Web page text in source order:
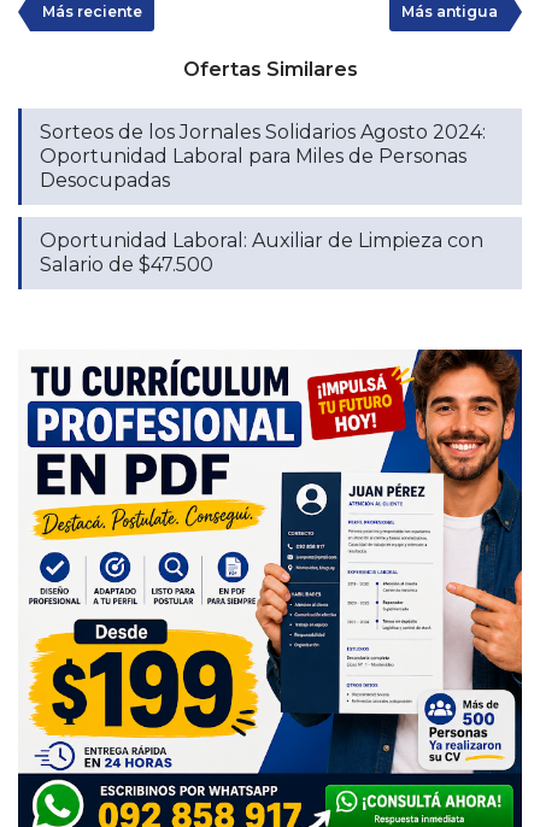
Más reciente Más antigua
Ofertas Similares
Sorteos de los Jornales Solidarios Agosto 2024:
Oportunidad Laboral para Miles de Personas
Desocupadas
Oportunidad Laboral: Auxiliar de Limpieza con
Salario de $47.500